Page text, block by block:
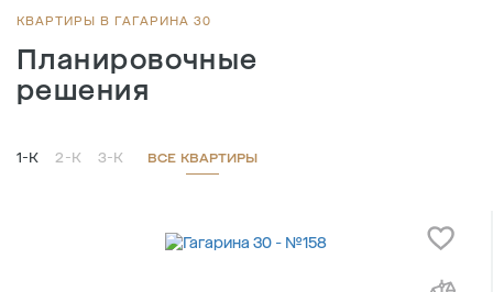
КВАРТИРЫ В ГАГАРИНА 30
Планировочные
решения
1-К 2-К 3-К ВСЕ КВАРТИРЫ